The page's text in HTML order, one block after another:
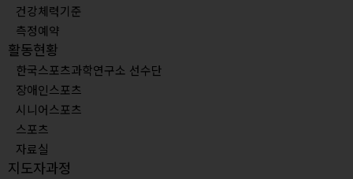
건강체력기준
측정예약
활동현황
한국스포츠과학연구소 선수단
장애인스포츠
시니어스포츠
스포츠
자료실
지도자과정